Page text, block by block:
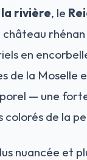
rivière, le
en
de la
— une
colorés de la
nuancée et